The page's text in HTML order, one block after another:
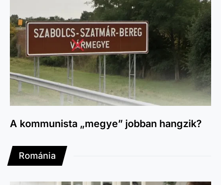
A kommunista „megye” jobban hangzik?
Románia